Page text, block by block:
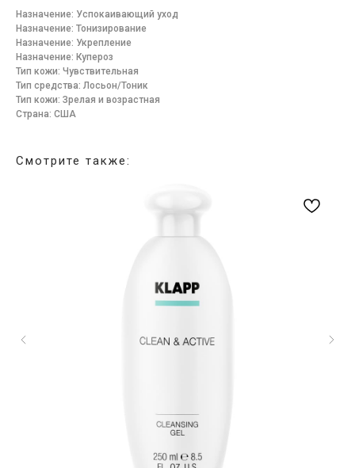
Назначение: Успокаивающий уход
Назначение: Тонизирование
Назначение: Укрепление
Назначение: Купероз
Тип кожи: Чувствительная
Тип средства: Лосьон/Тоник
Тип кожи: Зрелая и возрастная
Страна: США
Смотрите также: